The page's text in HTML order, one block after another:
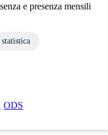
e presenza mensili
statistica
ODS